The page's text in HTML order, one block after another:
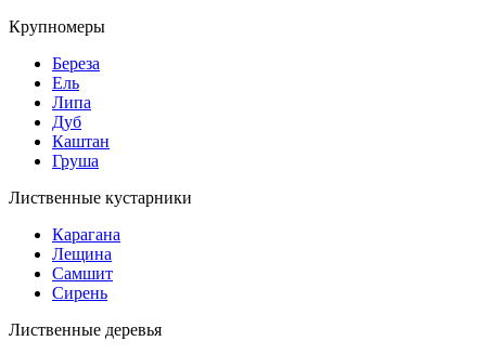
Крупномеры
Береза
Ель
Липа
Дуб
Каштан
Груша
Лиственные кустарники
Карагана
Лещина
Самшит
Сирень
Лиственные деревья